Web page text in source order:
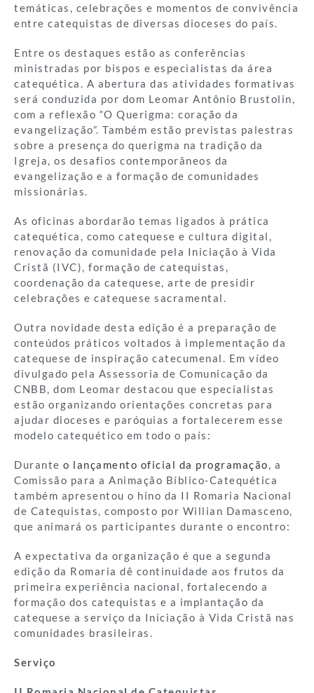
temáticas, celebrações e momentos de convivência
entre catequistas de diversas dioceses do país.
Entre os destaques estão as conferências
ministradas por bispos e especialistas da área
catequética. A abertura das atividades formativas
será conduzida por dom Leomar Antônio Brustolin,
com a reflexão “O Querigma: coração da
evangelização”. Também estão previstas palestras
sobre a presença do querigma na tradição da
Igreja, os desafios contemporâneos da
evangelização e a formação de comunidades
missionárias.
As oficinas abordarão temas ligados à prática
catequética, como catequese e cultura digital,
renovação da comunidade pela Iniciação à Vida
Cristã (IVC), formação de catequistas,
coordenação da catequese, arte de presidir
celebrações e catequese sacramental.
Outra novidade desta edição é a preparação de
conteúdos práticos voltados à implementação da
catequese de inspiração catecumenal. Em vídeo
divulgado pela Assessoria de Comunicação da
CNBB, dom Leomar destacou que especialistas
estão organizando orientações concretas para
ajudar dioceses e paróquias a fortalecerem esse
modelo catequético em todo o país:
Durante o lançamento oficial da programação, a
Comissão para a Animação Bíblico-Catequética
também apresentou o hino da II Romaria Nacional
de Catequistas, composto por Willian Damasceno,
que animará os participantes durante o encontro:
A expectativa da organização é que a segunda
edição da Romaria dê continuidade aos frutos da
primeira experiência nacional, fortalecendo a
formação dos catequistas e a implantação da
catequese a serviço da Iniciação à Vida Cristã nas
comunidades brasileiras.
Serviço